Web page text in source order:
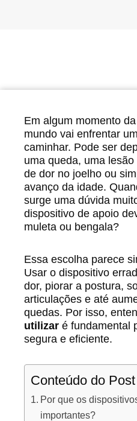
Em algum momento
mundo vai enfrentar
caminhar. Pode ser
uma queda, uma
de dor no joelho ou
avanço da idade.
surge uma dúvida
dispositivo de apoio
muleta ou bengala?
Essa escolha parece
Usar o dispositivo
dor, piorar a postura,
articulações e até
quedas. Por isso,
utilizar é fundamental
segura e eficiente.
Conteúdo do Post
Por que os
importantes?